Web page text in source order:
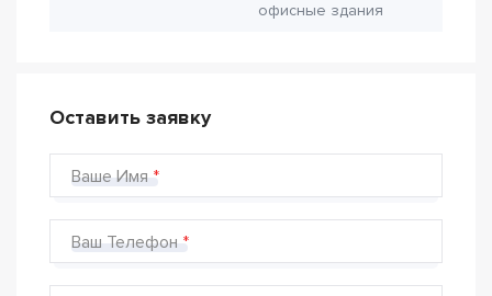
офисные здания
Оставить заявку
Ваше Имя
Ваш Телефон